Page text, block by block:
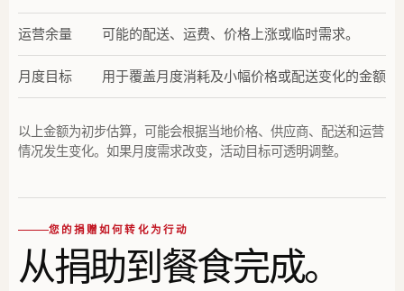
运营余量 可能的配送、运费、价格上涨或临时需求。
月度目标 用于覆盖月度消耗及小幅价格或配送变化的金额。
以上金额为初步估算，可能会根据当地价格、供应商、配送和运营
情况发生变化。如果月度需求改变，活动目标可透明调整。
您的捐赠如何转化为行动
从捐助到餐食完成。